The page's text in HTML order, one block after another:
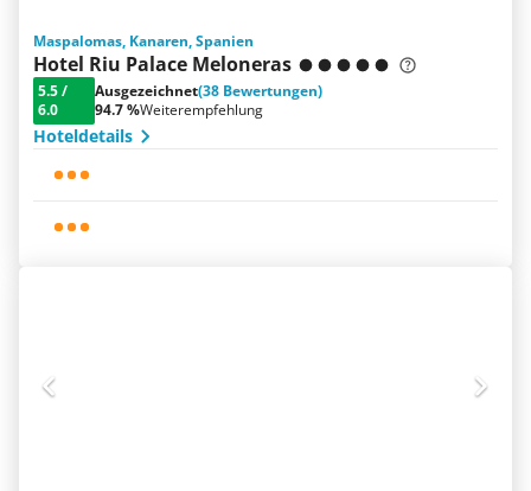
Maspalomas, Kanaren, Spanien
Hotel Riu Palace Meloneras
5.5/
6.0
Ausgezeichnet(38 Bewertungen)
94.7 %Weiterempfehlung
Hoteldetails